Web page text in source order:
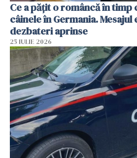
Ce a pățit o româncă în timp
câinele în Germania. Mesajul
dezbateri aprinse
25 IULIE 2026